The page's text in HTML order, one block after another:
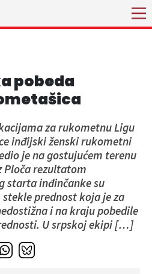
pobeda
za rukometnu Ligu
inđijski ženski rukometni
je na gostujućem terenu
Ploča rezultatom
starta inđinčanke su
prednost koja je za
i na kraju pobedile
U srpskoj ekipi […]